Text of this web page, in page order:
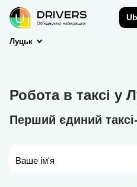
Луцьк
Робота в таксі у
Перший єдиний таксі-
Ваше ім'я